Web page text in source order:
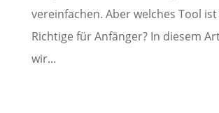
vereinfachen. Aber welches Tool ist
Richtige für Anfänger? In diesem
wir...